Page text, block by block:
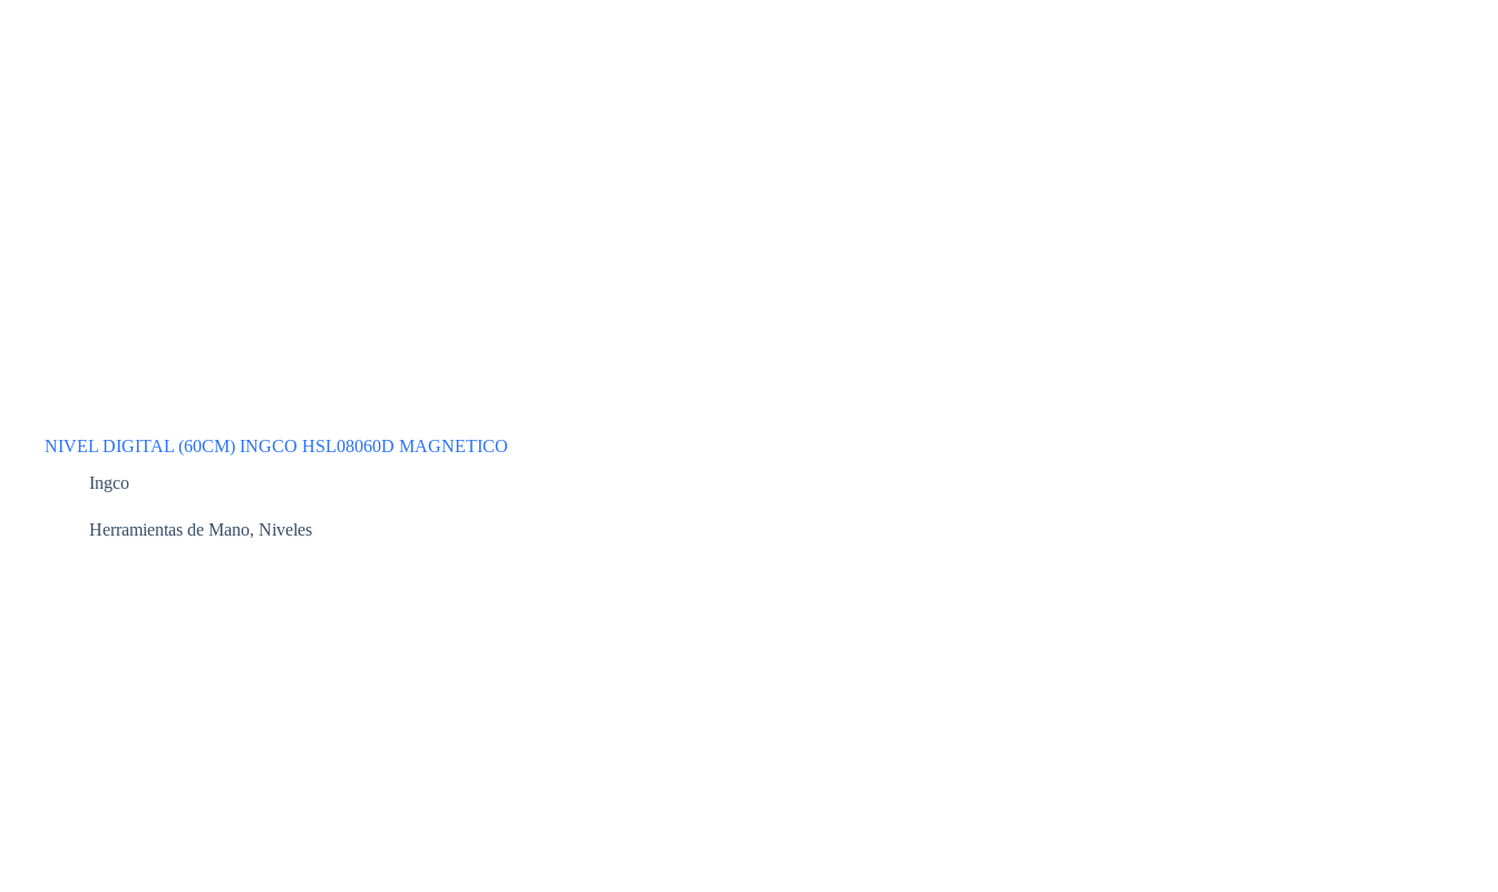
NIVEL DIGITAL (60CM) INGCO HSL08060D MAGNETICO
Ingco
Herramientas de Mano, Niveles